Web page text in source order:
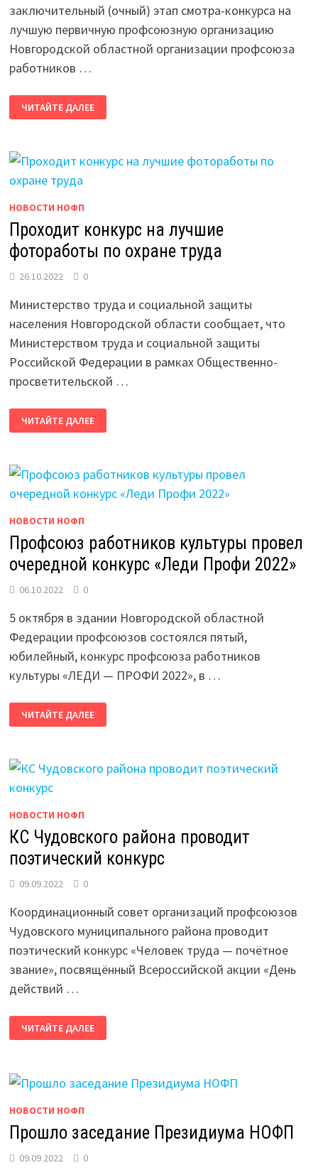
заключительный (очный) этап смотра-конкурса на
лучшую первичную профсоюзную организацию
Новгородской областной организации профсоюза
работников …
ПРОФСОЮЗ
ОБРАЗОВАНИЯ
ОПРЕДЕЛИЛ
ЧИТАЙТЕ ДАЛЕЕ
НОВОСТИ НОФП
Проходит конкурс на лучшие
фотоработы по охране труда
26.10.2022 0
Министерство труда и социальной защиты
населения Новгородской области сообщает, что
Министерством труда и социальной защиты
Российской Федерации в рамках Общественно-
просветительской …
ПРОХОДИТ
КОНКУРС
НА
ОХРАНЕ
ТРУДА
ЧИТАЙТЕ ДАЛЕЕ
НОВОСТИ НОФП
Профсоюз работников культуры провел
очередной конкурс «Леди Профи 2022»
06.10.2022 0
5 октября в здании Новгородской областной
Федерации профсоюзов состоялся пятый,
юбилейный, конкурс профсоюза работников
культуры «ЛЕДИ — ПРОФИ 2022», в …
ПРОФСОЮЗ
РАБОТНИКОВ
КУЛЬТУРЫ
«ЛЕДИ
ПРОФИ
2022»
ЧИТАЙТЕ ДАЛЕЕ
НОВОСТИ НОФП
КС Чудовского района проводит
поэтический конкурс
09.09.2022 0
Координационный совет организаций профсоюзов
Чудовского муниципального района проводит
поэтический конкурс «Человек труда — почётное
звание», посвящённый Всероссийской акции «День
действий …
ЧУДОВСКОГО
РАЙОНА
ЧИТАЙТЕ ДАЛЕЕ
НОВОСТИ НОФП
Прошло заседание Президиума НОФП
09.09.2022 0